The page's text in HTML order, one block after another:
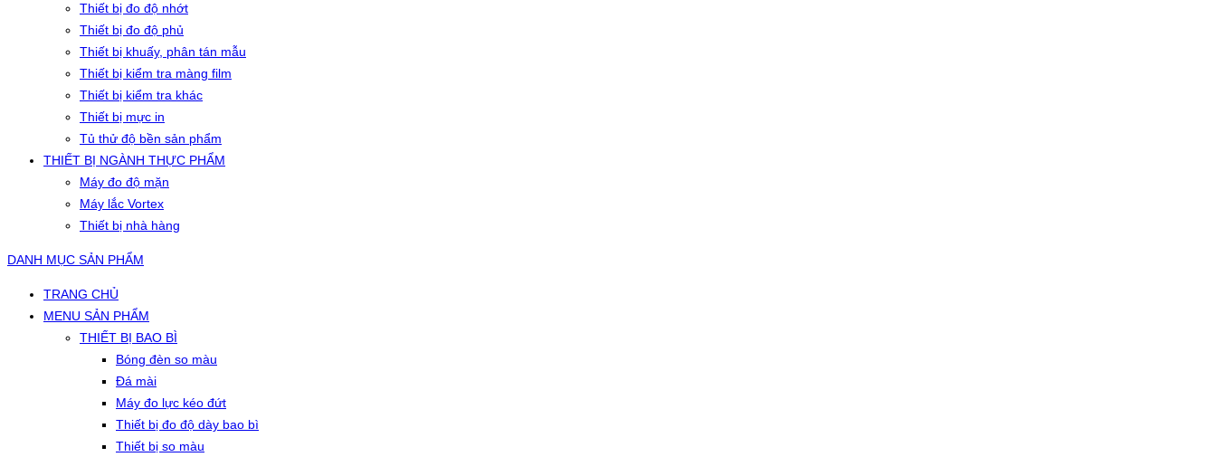
Thiết bị đo độ nhớt
Thiết bị đo độ phủ
Thiết bị khuấy, phân tán mẫu
Thiết bị kiểm tra màng film
Thiết bị kiểm tra khác
Thiết bị mực in
Tủ thử độ bền sản phẩm
THIẾT BỊ NGÀNH THỰC PHẨM
Máy đo độ mặn
Máy lắc Vortex
Thiết bị nhà hàng
DANH MỤC SẢN PHẨM
TRANG CHỦ
MENU SẢN PHẨM
THIẾT BỊ BAO BÌ
Bóng đèn so màu
Đá mài
Máy đo lực kéo đứt
Thiết bị đo độ dày bao bì
Thiết bị so màu